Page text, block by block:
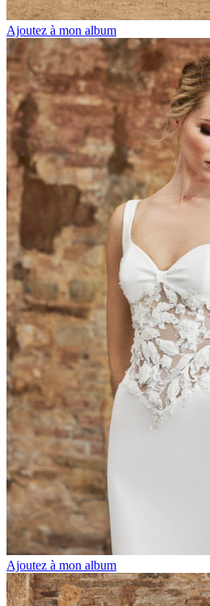
Ajoutez à mon album
Ajoutez à mon album